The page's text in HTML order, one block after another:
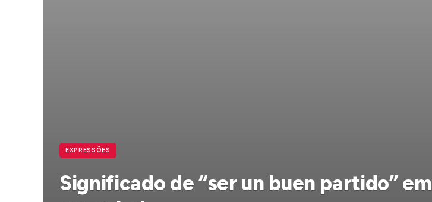
EXPRESSÕES
Significado de “ser un buen partido” em